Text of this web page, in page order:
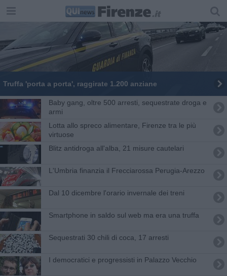
Truffa 'porta a porta', raggirate 1.200 anziane
Baby gang, oltre 500 arresti, sequestrate droga e
armi
Lotta allo spreco alimentare, Firenze tra le più
virtuose
Blitz antidroga all'alba, 21 misure cautelari
L'Umbria finanzia il Frecciarossa Perugia-Arezzo
Dal 10 dicembre l'orario invernale dei treni
Smartphone in saldo sul web ma era una truffa
Sequestrati 30 chili di coca, 17 arresti
I democratici e progressisti in Palazzo Vecchio